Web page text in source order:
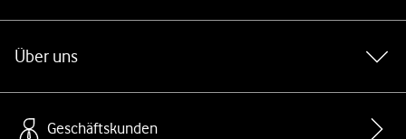
Über uns
Geschäftskunden